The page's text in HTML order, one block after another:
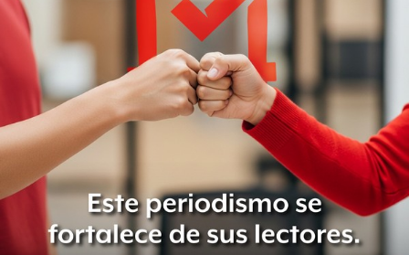
También puede tardar una generación para que los
cambios en la tasa de fecundidad se afiancen.
Pero el profesor Murray dice: "Pronto ocurrirá una
transición tal que las sociedades se enfrentarán a una
población en declive".
La mitad de las naciones del mundo todavía está
produciendo suficientes niños para crecer, pero a
medida que los países avancen económicamente, más
bajas serán sus tasas de fecundidad